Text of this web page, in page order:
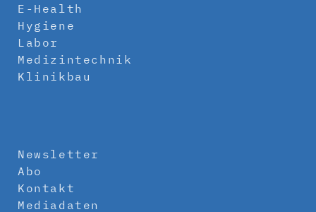
E-Health
Hygiene
Labor
Medizintechnik
Klinikbau
Newsletter
Abo
Kontakt
Mediadaten